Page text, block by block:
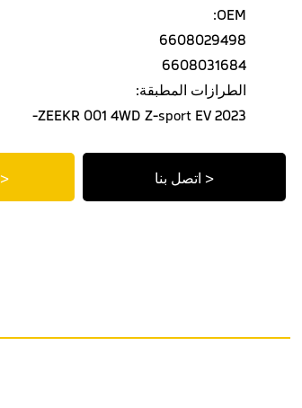
OEM:
6608029498
6608031684
الطرازات المطبقة:
ZEEKR 001 4WD Z-sport EV 2023-
الاستفسار > اتصل بنا >